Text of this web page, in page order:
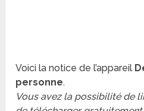
Voici la notice de l’appareil
personne.
Vous avez la possibilité de